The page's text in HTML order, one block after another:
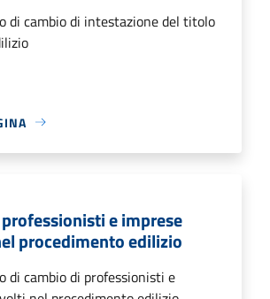
di cambio di intestazione del titolo
e imprese
procedimento edilizio
di cambio di professionisti e